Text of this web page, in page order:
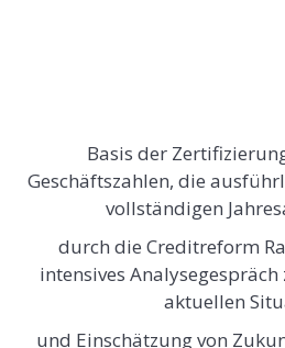
Basis der
Geschäftszahlen, die
vollständigen
durch die Creditreform
intensives
aktuellen
und Einschätzung von